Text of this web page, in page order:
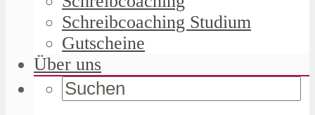
Schreibcoaching Studium
Gutscheine
Über uns